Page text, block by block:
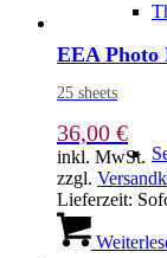
EEA Photo
25 sheets
36,00 €
inkl. MwSt.
zzgl.
Lieferzeit: